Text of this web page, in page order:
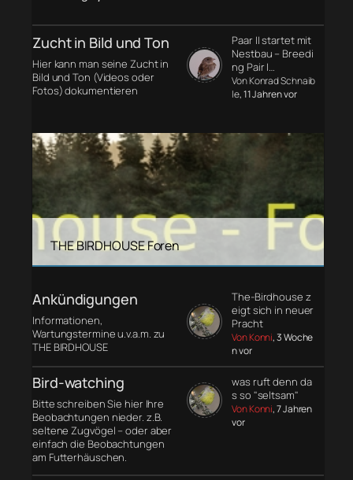
Zucht in Bild und Ton
Hier kann man seine Zucht in
Bild und Ton (Videos oder
Fotos) dokumentieren
Paar II startet mit
Nestbau – Breedi
ng Pair I…
Von Konrad Schnaib
le, 11 Jahren vor
THE BIRDHOUSE Foren
Ankündigungen
Informationen,
Wartungstermine u.v.a.m. zu
THE BIRDHOUSE
The-Birdhouse z
eigt sich in neuer
Pracht
Von Konni, 3 Woche
n vor
Bird-watching
Bitte schreiben Sie hier Ihre
Beobachtungen nieder. z.B.
seltene Zugvögel – oder aber
einfach die Beobachtungen
am Futterhäuschen.
was ruft denn da
s so "seltsam"
Von Konni, 7 Jahren
vor